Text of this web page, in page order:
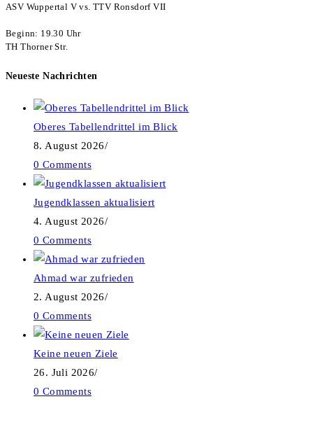
ASV Wuppertal V vs. TTV Ronsdorf VII
Beginn: 19.30 Uhr
TH Thorner Str.
Neueste Nachrichten
Oberes Tabellendrittel im Blick
8. August 2026/
0 Comments
Jugendklassen aktualisiert
4. August 2026/
0 Comments
Ahmad war zufrieden
2. August 2026/
0 Comments
Keine neuen Ziele
26. Juli 2026/
0 Comments